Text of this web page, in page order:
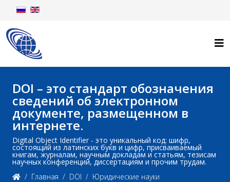
DOI – это стандарт обозначения
сведений об электронном
документе, размещенном в
интернете.
Digital Object Identifier - это уникальный код: шифр,
состоящий из латинских букв и цифр, присваиваемый
книгам, журналам, научным докладам и статьям, тезисам
научных конференций, диссертациям и прочим трудам.
Главная
DOI
Юридические науки